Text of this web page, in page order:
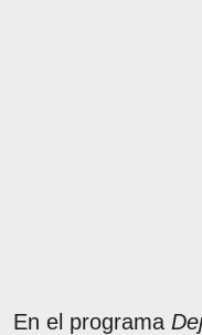
En el programa